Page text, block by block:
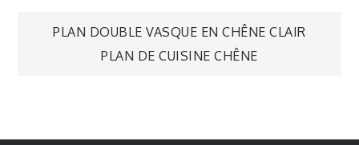
PLAN DOUBLE VASQUE EN CHÊNE CLAIR
PLAN DE CUISINE CHÊNE